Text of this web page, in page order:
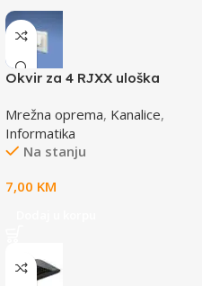
Okvir za 4 RJXX uloška
Mrežna oprema, Kanalice,
Informatika
Na stanju
7,00 KM